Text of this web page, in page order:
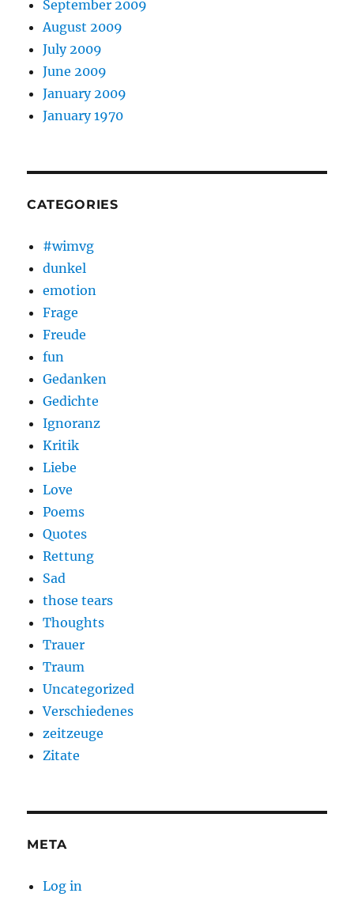
September 2009
August 2009
July 2009
June 2009
January 2009
January 1970
CATEGORIES
#wimvg
dunkel
emotion
Frage
Freude
fun
Gedanken
Gedichte
Ignoranz
Kritik
Liebe
Love
Poems
Quotes
Rettung
Sad
those tears
Thoughts
Trauer
Traum
Uncategorized
Verschiedenes
zeitzeuge
Zitate
META
Log in